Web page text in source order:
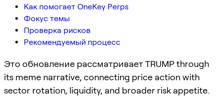
Как помогает OneKey Perps
Фокус темы
Проверка рисков
Рекомендуемый процесс
Это обновление рассматривает TRUMP through
its meme narrative, connecting price action with
sector rotation, liquidity, and broader risk appetite.